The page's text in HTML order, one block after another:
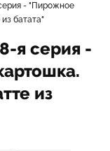
- "Пирожное
батата"
я серия -
из